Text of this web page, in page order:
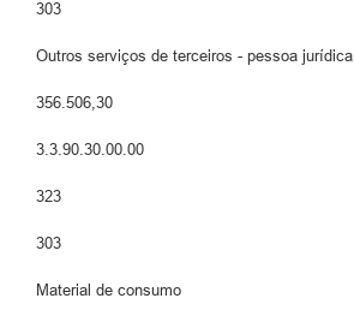
303
Outros serviços de terceiros - pessoa jurídica
356.506,30
3.3.90.30.00.00
323
303
Material de consumo